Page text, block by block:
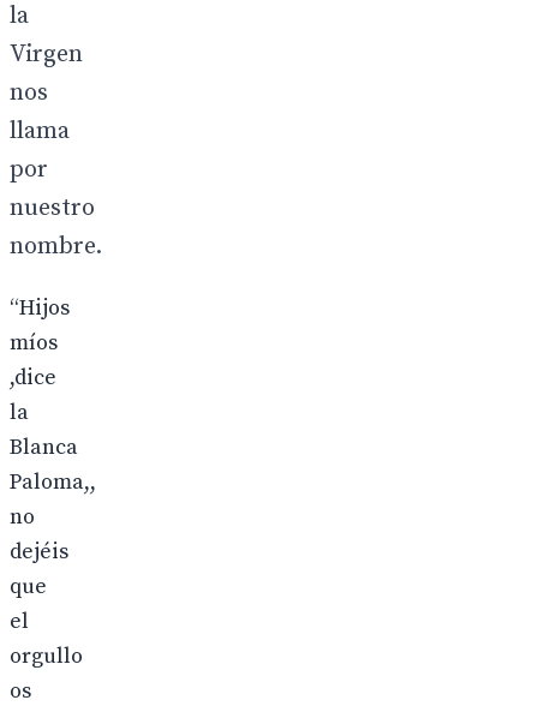
la
Virgen
nos
llama
por
nuestro
nombre.
“Hijos
míos
,dice
la
Blanca
Paloma,,
no
dejéis
que
el
orgullo
os